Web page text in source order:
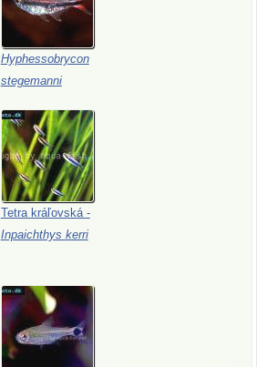
Hyphessobrycon
stegemanni
Tetra kráľovská -
Inpaichthys kerri